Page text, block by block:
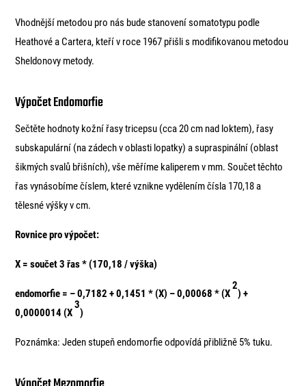
Vhodnější metodou pro nás bude stanovení somatotypu podle
Heathové a Cartera, kteří v roce 1967 přišli s modifikovanou metodou
Sheldonovy metody.
Výpočet Endomorfie
Sečtěte hodnoty kožní řasy tricepsu (cca 20 cm nad loktem), řasy
subskapulární (na zádech v oblasti lopatky) a supraspinální (oblast
šikmých svalů břišních), vše měříme kaliperem v mm. Součet těchto
řas vynásobíme číslem, které vznikne vydělením čísla 170,18 a
tělesné výšky v cm.
Rovnice pro výpočet:
X = součet 3 řas * (170,18 / výška)
endomorfie = – 0,7182 + 0,1451 * (X) – 0,00068 * (X
2
) +
0,0000014 (X
3
)
Poznámka: Jeden stupeň endomorfie odpovídá přibližně 5% tuku.